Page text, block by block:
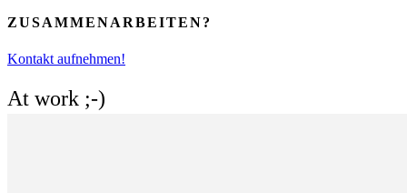
ZUSAMMENARBEITEN?
Kontakt aufnehmen!
At work ;-)